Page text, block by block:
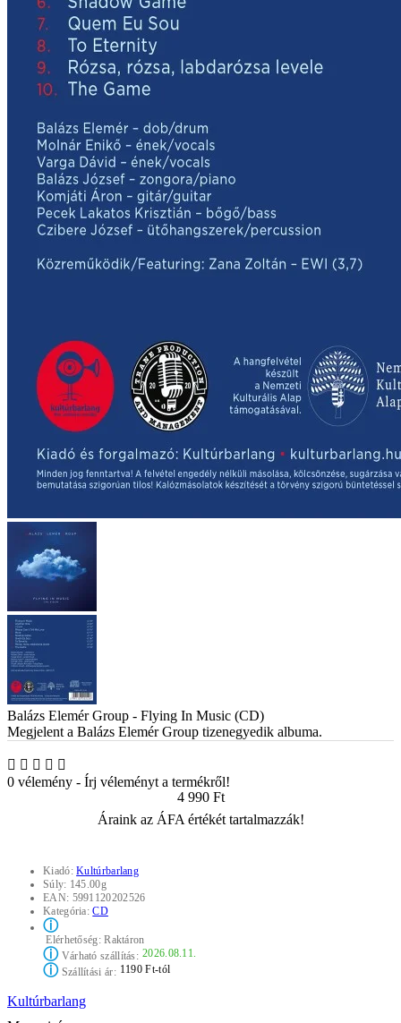
Balázs Elemér Group - Flying In Music (CD)
Megjelent a Balázs Elemér Group tizenegyedik albuma.
0 vélemény - Írj véleményt a termékről!
4 990 Ft
Áraink az ÁFA értékét tartalmazzák!
Kiadó:Kultúrbarlang
Súly: 145.00g
EAN: 5991120202526
Kategória:CD
ⓘ
Elérhetőség:Raktáron
ⓘVárható szállítás: 2026.08.11.
ⓘSzállítási ár: 1190 Ft-tól
Kultúrbarlang